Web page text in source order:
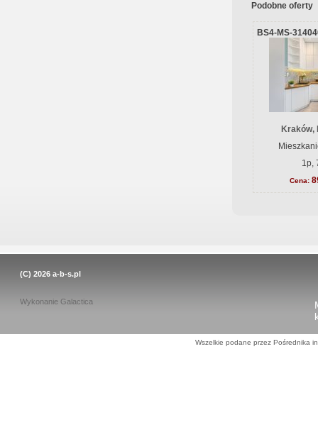
Podobne oferty
BS4-MS-
Kraków,
1p,
Cena:
(C) 2026 a-b-s.pl
Wykonanie Galactica
Wszelkie podane przez Pośrednika